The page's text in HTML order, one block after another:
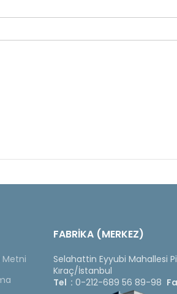
Metni
FABRİKA (MERKEZ)
Selahattin Eyyubi Mahallesi
Kıraç/İstanbul
Tel : 0-212-689 56 89-98